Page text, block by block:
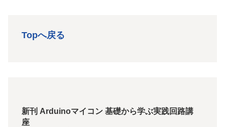
Topへ戻る
新刊 Arduinoマイコン 基礎から学ぶ実践回路講
座